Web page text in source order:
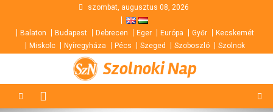
content
szombat, augusztus 08, 2026
Balaton Budapest Debrecen Eger Európa Győr
Kecskemét
Miskolc
Nyíregyháza Pécs Szeged Szoboszló Szolnok
Szolnoki Nap